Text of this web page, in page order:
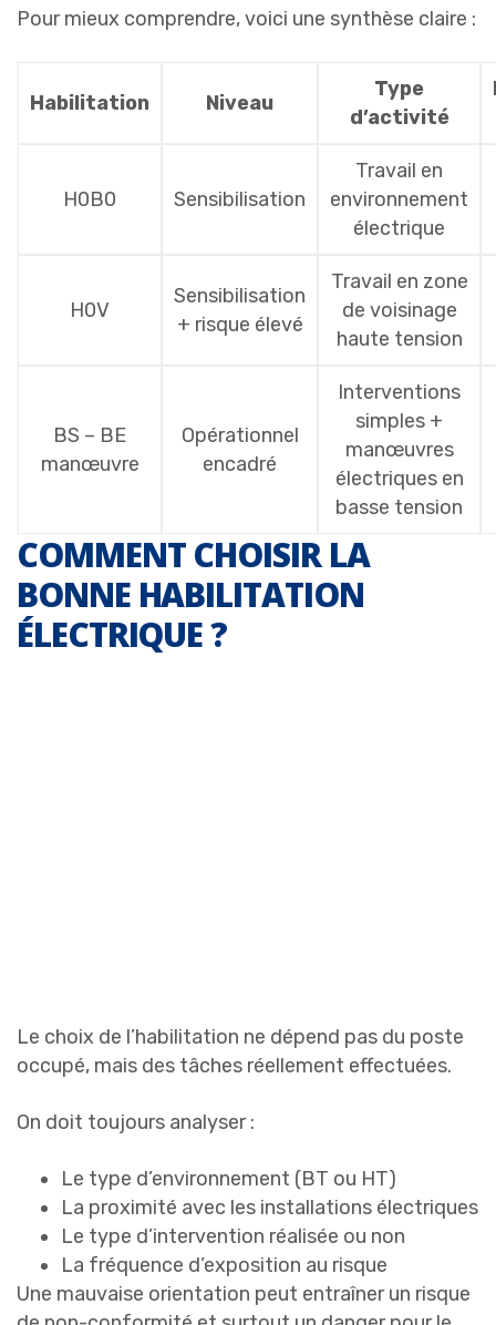
Pour mieux comprendre, voici une synthèse claire :
Habilitation Niveau
Type
d’activité
H0B0 Sensibilisation
Travail en
environnement
électrique
H0V
Sensibilisation
+ risque élevé
Travail en zone
de voisinage
haute tension
BS – BE
manœuvre
Opérationnel
encadré
Interventions
simples +
manœuvres
électriques en
basse tension
COMMENT CHOISIR LA
BONNE HABILITATION
ÉLECTRIQUE ?
Le choix de l’habilitation ne dépend pas du poste
occupé, mais des tâches réellement effectuées.
On doit toujours analyser :
Le type d’environnement (BT ou HT)
La proximité avec les installations électriques
Le type d’intervention réalisée ou non
La fréquence d’exposition au risque
Une mauvaise orientation peut entraîner un risque